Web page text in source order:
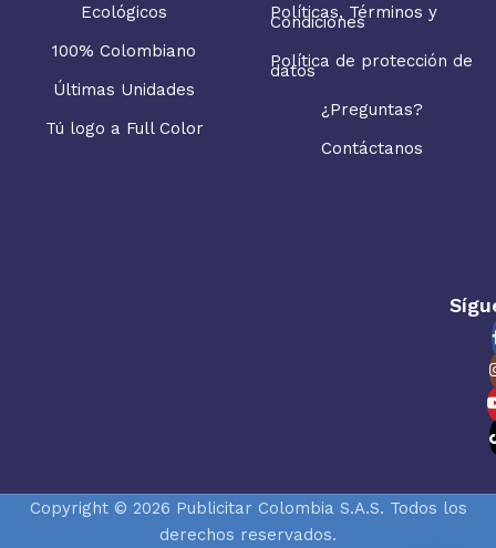
Ecológicos
100% Colombiano
Últimas Unidades
Tú logo a Full Color
Políticas, Términos y
Condiciones
Política de protección de
datos
¿Preguntas?
Contáctanos
Copyright © 2026 Publicitar Colombia S.A.S. Todos los
derechos reservados.